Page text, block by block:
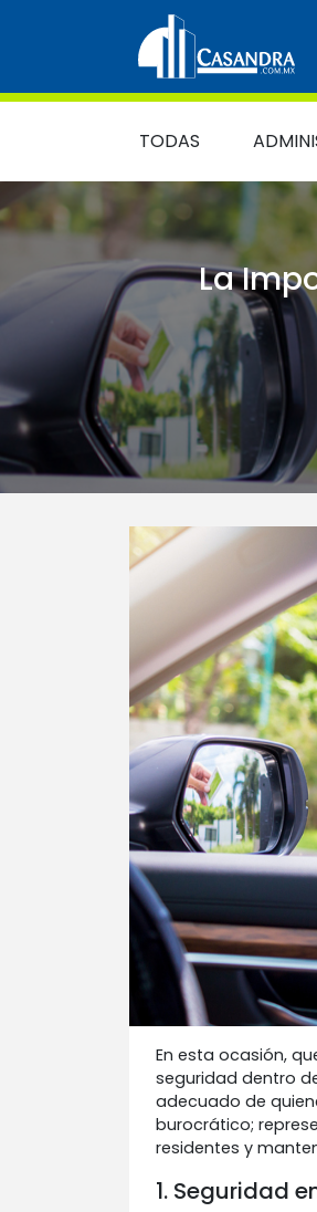
Main Navigation
TODAS
La
En esta ocasión,
seguridad dentro
adecuado de
burocrático;
residentes y
1. Seguridad